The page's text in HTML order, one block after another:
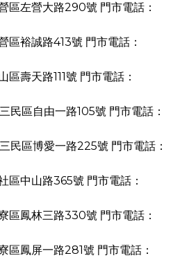
區左營大路290號 門市電話：
區裕誠路413號 門市電話：
區壽天路111號 門市電話：
民區自由一路105號 門市電話：
民區博愛一路225號 門市電話：
區中山路365號 門市電話：
區鳳林三路330號 門市電話：
區鳳屏一路281號 門市電話：